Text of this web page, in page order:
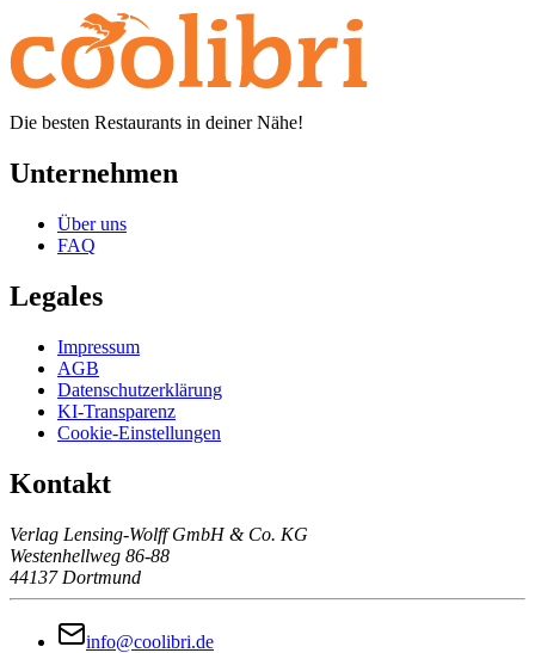
Die besten Restaurants in deiner Nähe!
Unternehmen
Über uns
FAQ
Legales
Impressum
AGB
Datenschutzerklärung
KI-Transparenz
Cookie-Einstellungen
Kontakt
Verlag Lensing-Wolff GmbH & Co. KG
Westenhellweg 86-88
44137 Dortmund
info@coolibri.de